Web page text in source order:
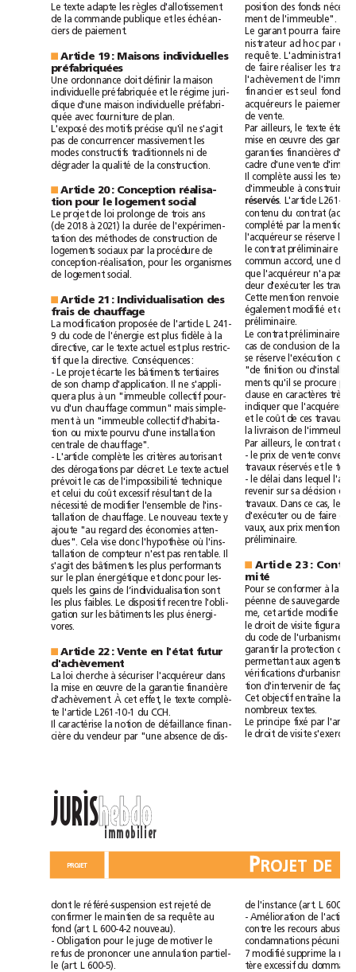
Le texte adapte les règles
d'allotissement
de la commande publique et les échéan-
ciers de paiement.
Article 19: Maisons
individuelles
préfabriquées
Une ordonnance doit définir la maison
individuelle préfabriquée et le régime
juri-
dique
d'une maison individuelle préfabri-
quée avec fourniture de
plan.
L'exposé
des motifs précise ne s'agit
pas de concurrencer massivement
les
modes
constructifs traditionnels ni de
dégrader la qualité de la
Article 20: Conception réalisa-
tion pour le logement social
Le projet de loi prolonge de trois
ans
(de2018
à2021) la durée de
l'expérimen-
tation
des méthodes de construction de
logements sociaux par la procédure de
conception-réalisation, pour les
organismes
de
logement social.
■ Article 21: Individualisation des
frais de chauffage
La modification proposée de l'article L
241-
9
du code de l'énergie est plus fidèle à la
directive, car le texte actuel est plus
restric-
tif
que la Conséquences:
- Le projet écarte les bâtiments
tertiaires
de
son champ d'application. ne
s'appli-
quera
plus à un "immeuble collectif pour-
vu d'un chauffage commun" mais simple-
mentà un "immeuble collectif
d'habita-
tion
ou mixte pourvu d'une
installation
centrale
de chauffage".
- L'article complète les critères
autorisant
des
dérogations par décret. Le texte
prévoit le cas de l'impossibilité
technique
et
celui du coût excessif résultant de la
nécessité
de modifier l'ensemble de l'ins-
tallation de chauffage. Le nouveau texte y
ajoute "au regard des économies
atten-
Cela vise donc l'hypothèse où
l'ins-
tallation
de compteur n'est pas rentable.
s'agit
des bâtiments les plus performants
sur le plan énergétique et donc pour les-
quels les gains de l’individualisation
sont
les
plus Le dispositif recentre
l'obli-
gation
sur les bâtiments les plus
énergi-
vores.
■ Article 22: Vente en l'état
futur
d'achèvement
La loi cherche à sécuriser l'acquéreur dans
la mise en œuvre de la garantie financière
d'achèvement. À cet effet, le texte
complè-
te
l'article L261-10-1 du
caractérise la notion de défaillance
finan-
cière
du vendeur par "une absence de dis-
position des fonds
ment de
l'immeuble".
Le
garant pourra
faire
nistrateur
ad hoc par
r equête.
de faire réaliser
les
l'achèvement
de
financier
est
acquéreurs le
de
vente.
Par ailleurs, le texte
mise
en œuvre des
garanties
financières
cadre
d'une vente
complète aussi les
d'immeuble à
réservés. L'article
contenu du contrat
complété par la
l'acquéreur se
réserve
le
contrat
préliminaire
commun
accord, une
que l'acquéreur n'a pas
deur d'exécuter
les
Cette
mention renvoie
également
modifié et
préliminaire.
Le contrat
préliminaire
cas
de conclusion de la
se
réserve l'exécution
"de finition ou
ments se procure
clause
en caractères
indiquer
que
et le coût de ces
la livraison de
Par ailleurs, le contrat
- le prix de vente
travaux
réservés et le
- le délai dans
revenir
sur sa décision
Dans ce
le
d'exécuter
ou de faire
vaux, aux prix
préliminaire.
■
Article23:
mité
Pour se conformer à la
péenne
de sauvegarde
me, cet article modifie
le
droit de visite
du code de
garantir la protection
permettant
aux agents
vérifications
tion
d'intervenir de
Cet objectif entraîne la
nombreux
Le
principe fixé par
le droit de visite
dont le référé-suspension est rejeté
de
confirmer le maintien de sa requête au
fond (art. L 600-4-2
nouveau).
-
Obligation pour le juge de motiver le
r
efus de prononcer une annulation
partiel-
le
(art. L
600-5).
de l'instance (art. L
-
Amélioration de
contre
les recours
condamnations
7
modifié supprime la
tère
excessif du
P
JURIS hebdoimmobilier
ll
PROJET